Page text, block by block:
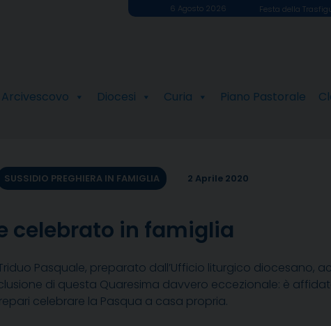
6 Agosto 2026 Festa della
Arcivescovo Diocesi Curia Piano Pastorale
SUSSIDIO PREGHIERA IN FAMIGLIA 2 Aprile 2020
celebrato in famiglia
Pasquale, preparato dall’Ufficio liturgico diocesano,
di questa Quaresima davvero eccezionale: è
celebrare la Pasqua a casa propria.